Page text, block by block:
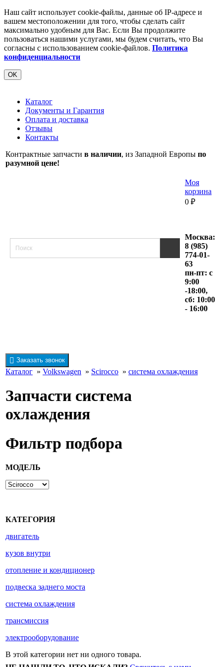
Наш сайт использует cookie-файлы, данные об IP-адресе и
вашем местоположении для того, чтобы сделать сайт
максимально удобным для Вас. Если Вы продолжите
пользоваться нашими услугами, мы будем считать, что Вы
согласны с использованием cookie-файлов. Политика
конфиденциальности
OK
Каталог
Документы и Гарантия
Оплата и доставка
Отзывы
Контакты
Контрактные запчасти в наличии, из Западной Европы по
разумной цене!
Моя
корзина
0 ₽
Москва:
8 (985)
774-01-
63
пн-пт: с
9:00
-18:00,
сб: 10:00
- 16:00
Заказать звонок
Каталог » Volkswagen » Scirocco » система охлаждения
Запчасти система
охлаждения
Фильтр подбора
МОДЕЛЬ
КАТЕГОРИЯ
двигатель
кузов внутри
отопление и кондиционер
подвеска заднего моста
система охлаждения
трансмиссия
электрооборудование
В этой категории нет ни одного товара.